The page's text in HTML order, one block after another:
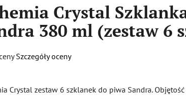
Crystal
380 ml (zestaw 6
Szczegóły oceny
Crystal zestaw 6 szklanek do piwa Sandra.